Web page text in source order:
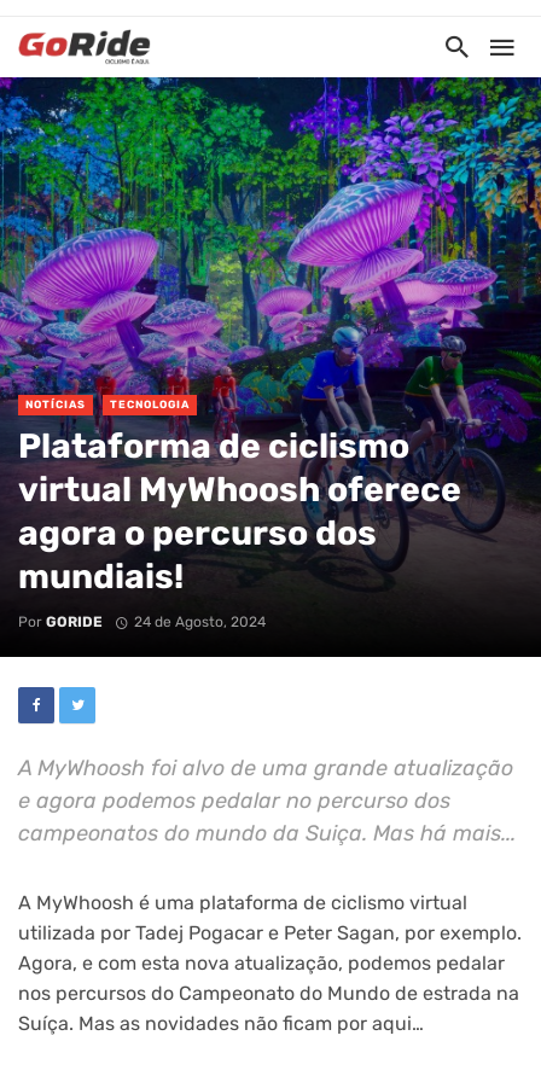
NOTÍCIAS TECNOLOGIA
Plataforma de ciclismo
virtual MyWhoosh oferece
agora o percurso dos
mundiais!
Por GORIDE 24 de Agosto, 2024
A MyWhoosh foi alvo de uma grande atualização
e agora podemos pedalar no percurso dos
campeonatos do mundo da Suiça. Mas há mais...
A MyWhoosh é uma plataforma de ciclismo virtual
utilizada por Tadej Pogacar e Peter Sagan, por exemplo.
Agora, e com esta nova atualização, podemos pedalar
nos percursos do Campeonato do Mundo de estrada na
Suíça. Mas as novidades não ficam por aqui…